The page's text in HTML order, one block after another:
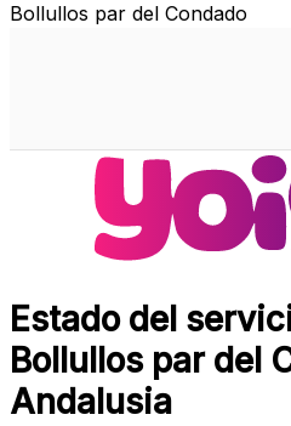
Bollullos par del Condado
Estado del
Bollullos par del
Andalusia